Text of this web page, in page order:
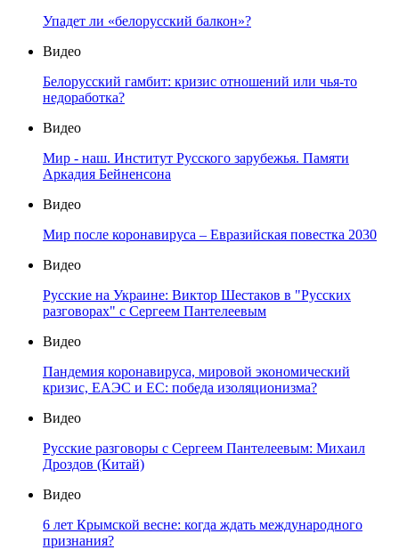
Упадет ли «белорусский балкон»?
Видео
Белорусский гамбит: кризис отношений или чья-то
недоработка?
Видео
Мир - наш. Институт Русского зарубежья. Памяти
Аркадия Бейненсона
Видео
Мир после коронавируса – Евразийская повестка 2030
Видео
Русские на Украине: Виктор Шестаков в "Русских
разговорах" с Сергеем Пантелеевым
Видео
Пандемия коронавируса, мировой экономический
кризис, ЕАЭС и ЕС: победа изоляционизма?
Видео
Русские разговоры с Сергеем Пантелеевым: Михаил
Дроздов (Китай)
Видео
6 лет Крымской весне: когда ждать международного
признания?